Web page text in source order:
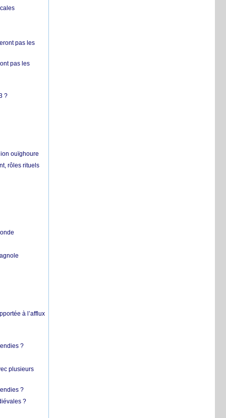
pas les
pas les
?
ouïghoure
rôles rituels
à l’afflux
?
plusieurs
?
?